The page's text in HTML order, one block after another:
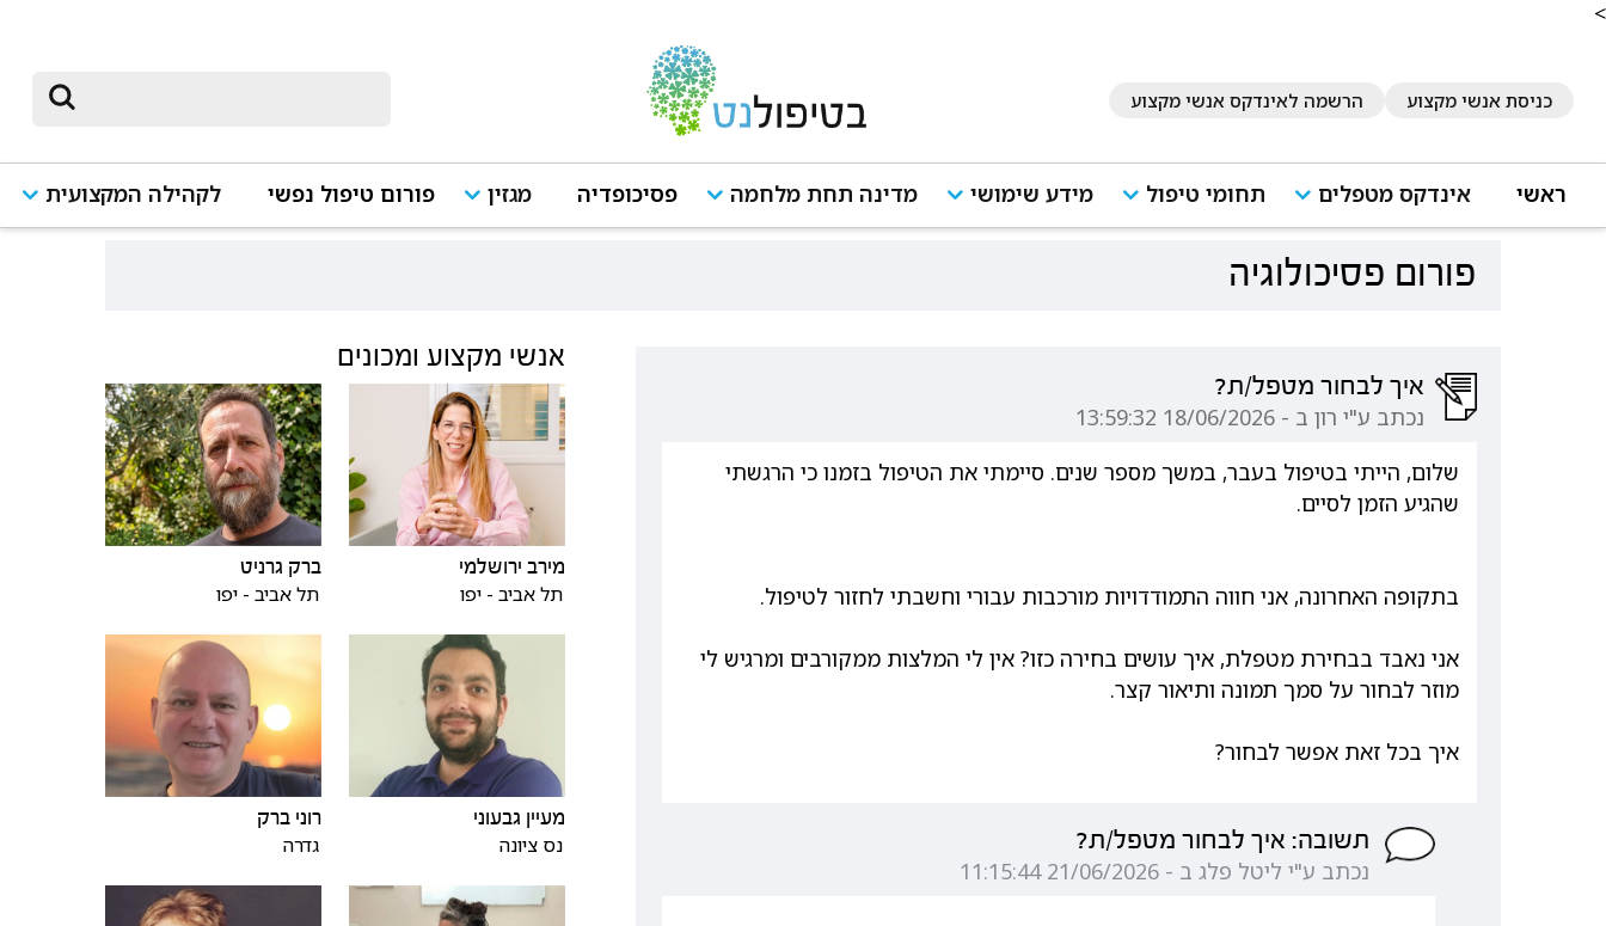
<
כניסת אנשי מקצוע הרשמה לאינדקס אנשי מקצוע
ראשי אינדקס מטפלים תחומי טיפול מידע שימושי מדינה תחת מלחמה פסיכופדיה מגזין פורום טיפול נפשי לקהילה המקצועית
פורום פסיכולוגיה
איך לבחור מטפל/ת?
נכתב ע"י רון ב - 18/06/2026 13:59:32
שלום, הייתי בטיפול בעבר, במשך מספר שנים. סיימתי את הטיפול בזמנו כי הרגשתי
שהגיע הזמן לסיים.
בתקופה האחרונה, אני חווה התמודדויות מורכבות עבורי וחשבתי לחזור לטיפול.
אני נאבד בבחירת מטפלת, איך עושים בחירה כזו? אין לי המלצות ממקורבים ומרגיש לי
מוזר לבחור על סמך תמונה ותיאור קצר.
איך בכל זאת אפשר לבחור?
תשובה: איך לבחור מטפל/ת?
נכתב ע"י ליטל פלג ב - 21/06/2026 11:15:44
אנשי מקצוע ומכונים
מירב ירושלמי
תל אביב - יפו
ברק גרניט
תל אביב - יפו
מעיין גבעוני
נס ציונה
רוני ברק
גדרה